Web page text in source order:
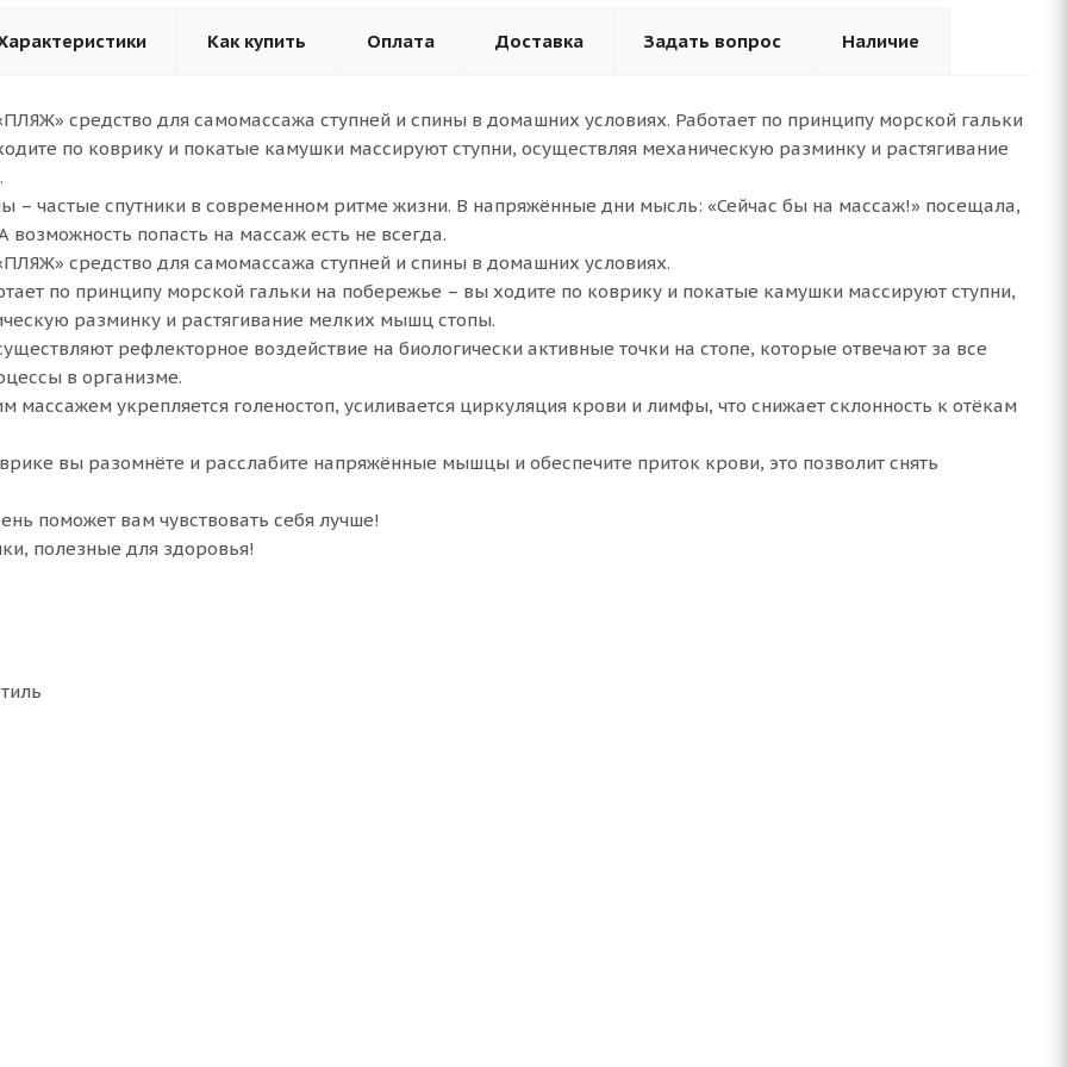
Как купить Оплата Доставка Задать вопрос Наличие
средство для самомассажа ступней и спины в домашних условиях. Работает по принципу морской гальки
по коврику и покатые камушки массируют ступни, осуществляя механическую разминку и растягивание
– частые спутники в современном ритме жизни. В напряжённые дни мысль: «Сейчас бы на массаж!» посещала,
возможность попасть на массаж есть не всегда.
средство для самомассажа ступней и спины в домашних условиях.
по принципу морской гальки на побережье – вы ходите по коврику и покатые камушки массируют ступни,
разминку и растягивание мелких мышц стопы.
рефлекторное воздействие на биологически активные точки на стопе, которые отвечают за все
в организме.
массажем укрепляется голеностоп, усиливается циркуляция крови и лимфы, что снижает склонность к отёкам
вы разомнёте и расслабите напряжённые мышцы и обеспечите приток крови, это позволит снять
поможет вам чувствовать себя лучше!
полезные для здоровья!